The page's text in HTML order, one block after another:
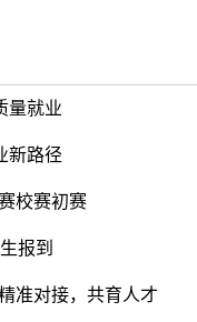
量就业
新路径
校赛初赛
报到
准对接，共育人才